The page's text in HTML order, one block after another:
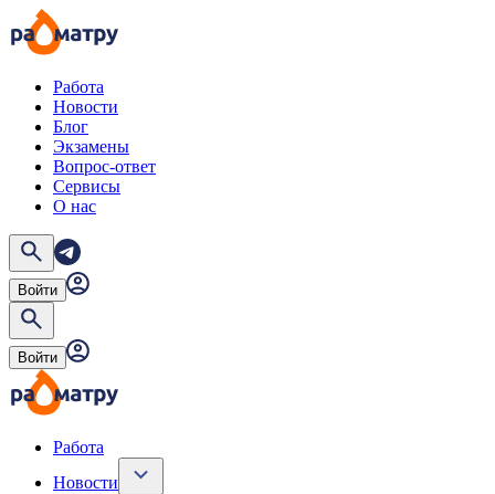
Работа
Новости
Блог
Экзамены
Вопрос-ответ
Сервисы
О нас
Войти
Войти
Работа
Новости